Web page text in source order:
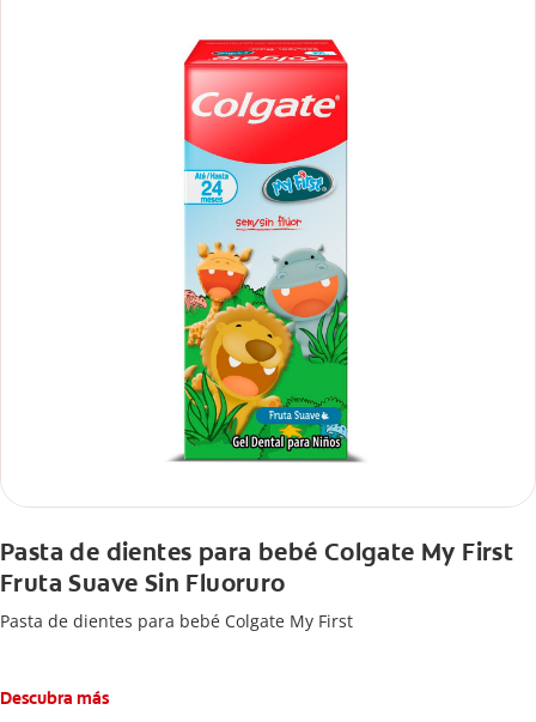
Pasta de dientes para bebé Colgate My First
Fruta Suave Sin Fluoruro
Pasta de dientes para bebé Colgate My First
Descubra más